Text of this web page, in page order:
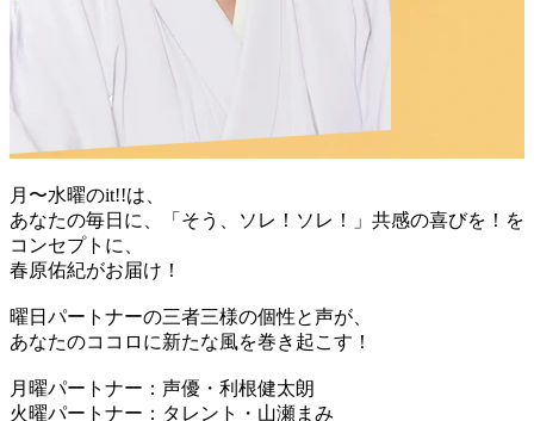
月〜水曜のit!!は、
あなたの毎日に、「そう、ソレ！ソレ！」共感の喜びを！を
コンセプトに、
春原佑紀がお届け！
曜日パートナーの三者三様の個性と声が、
あなたのココロに新たな風を巻き起こす！
月曜パートナー：声優・利根健太朗
火曜パートナー：タレント・山瀬まみ